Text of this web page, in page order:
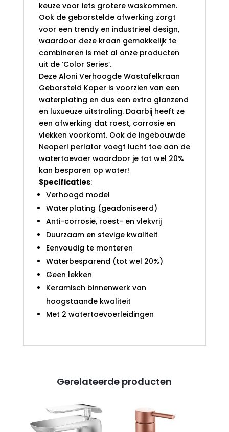
keuze voor iets grotere waskommen.
Ook de geborstelde afwerking zorgt
voor een trendy en industrieel design,
waardoor deze kraan gemakkelijk te
combineren is met al onze producten
uit de ‘Color Series’.
Deze Aloni Verhoogde Wastafelkraan
Geborsteld Koper is voorzien van een
waterplating en dus een extra glanzend
en luxueuze uitstraling. Daarbij heeft ze
een afwerking dat roest, corrosie en
vlekken voorkomt. Ook de ingebouwde
Neoperl perlator voegt lucht toe aan de
watertoevoer waardoor je tot wel 20%
kan besparen op water!
Specificaties:
Verhoogd model
Waterplating (geadoniseerd)
Anti-corrosie, roest- en vlekvrij
Duurzaam en stevige kwaliteit
Eenvoudig te monteren
Waterbesparend (tot wel 20%)
Geen lekken
Keramisch binnenwerk van
hoogstaande kwaliteit
Met 2 watertoevoerleidingen
Gerelateerde producten